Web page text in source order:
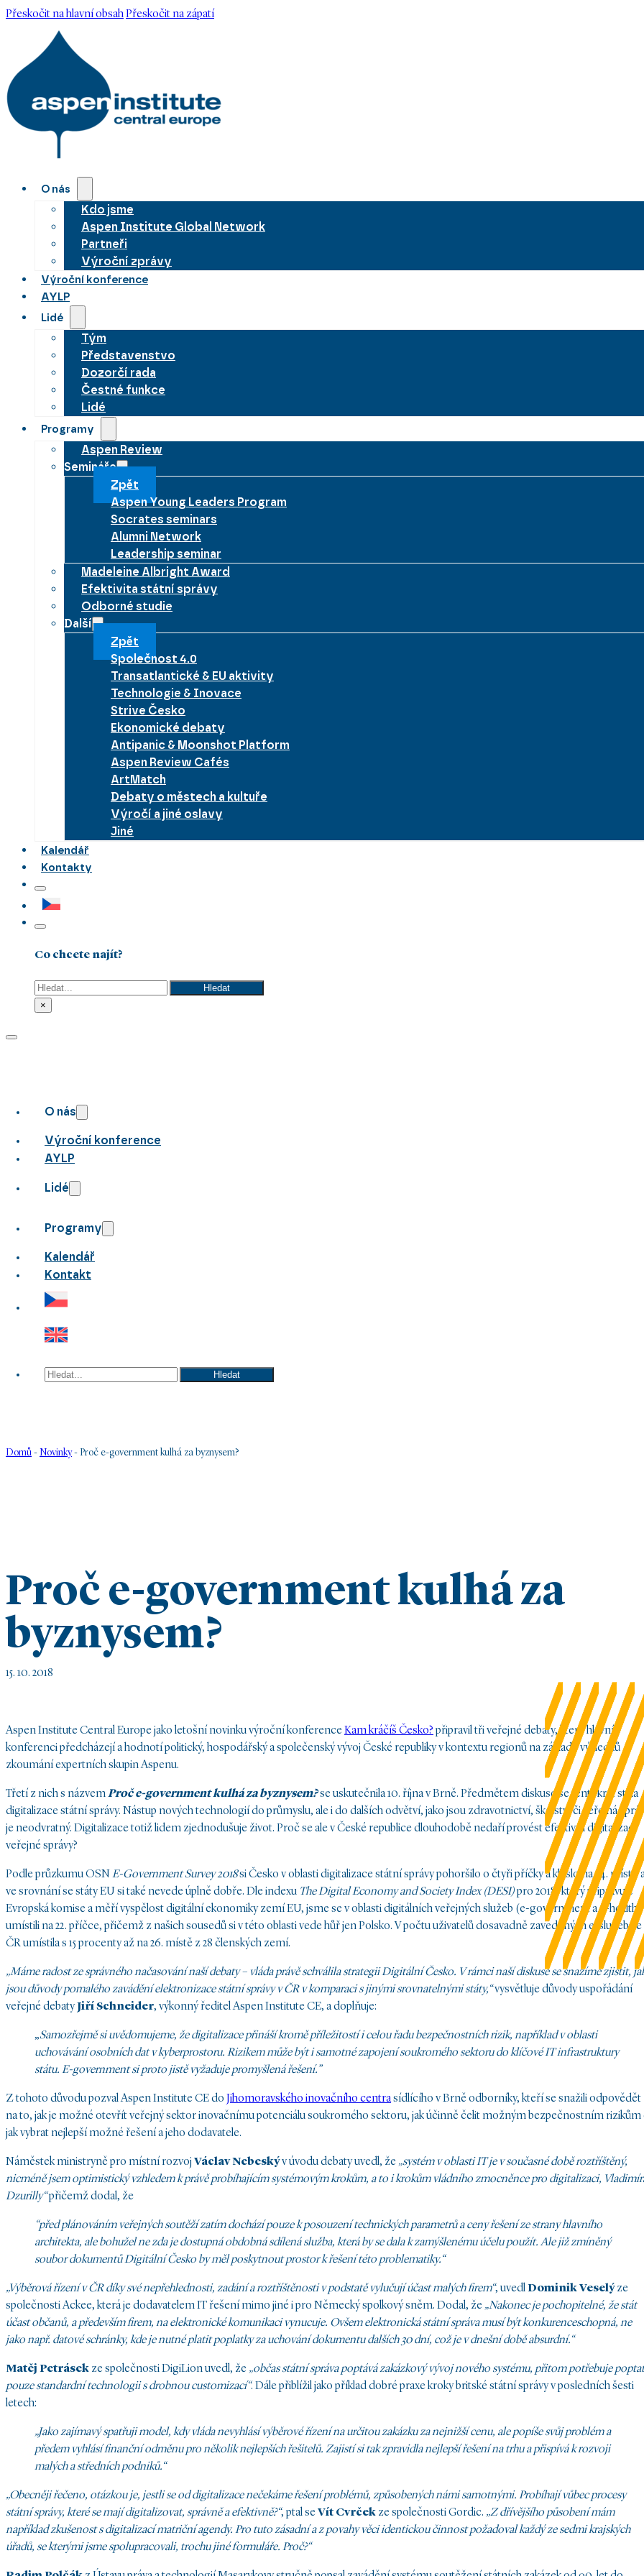
Přeskočit na hlavní obsahPřeskočit na zápatí
O nás
Kdo jsme
Aspen Institute Global Network
Partneři
Výroční zprávy
Výroční konference
AYLP
Lidé
Tým
Představenstvo
Dozorčí rada
Čestné funkce
Lidé
Programy
Aspen Review
Semináře
Zpět
Aspen Young Leaders Program
Socrates seminars
Alumni Network
Leadership seminar
Madeleine Albright Award
Efektivita státní správy
Odborné studie
Další
Zpět
Společnost 4.0
Transatlantické & EU aktivity
Technologie & Inovace
Strive Česko
Ekonomické debaty
Antipanic & Moonshot Platform
Aspen Review Cafés
ArtMatch
Debaty o městech a kultuře
Výročí a jiné oslavy
Jiné
Kalendář
Kontakty
Co chcete najít?
Hledat
Hledat
×
O nás
Výroční konference
AYLP
Lidé
Programy
Kalendář
Kontakt
Hledat Hledat
Domů - Novinky- Proč e-government kulhá za byznysem?
Proč e-government kulhá za
byznysem?
15. 10. 2018
Aspen Institute Central Europe jako letošní novinku výroční konferenceKam kráčíš Česko? připravil tři veřejné debaty, které hlavní
konferenci předcházejí a hodnotí politický, hospodářský a společenský vývoj České republiky v kontextu regionů na základě výsledků
zkoumání expertních skupin Aspenu.
Třetí z nich s názvemProč e-government kulhá za byznysem?se uskutečnila 10. října v Brně. Předmětem diskuse se tentokrát stala
digitalizace státní správy. Nástup nových technologií do průmyslu, ale i do dalších odvětví, jako jsou zdravotnictví, školství či veřejná
je neodvratný. Digitalizace totiž lidem zjednodušuje život. Proč se ale v České republice dlouhodobě nedaří provést efektivní digitalizaci
veřejné správy?
Podle průzkumu OSN E-Government Survey 2018si Česko v oblasti digitalizace státní správy pohoršilo o čtyři příčky a kleslo na 54. místo
ve srovnání se státy EU si také nevede úplně dobře. Dle indexu The Digital Economy and Society Index (DESI)pro 2018, který připravuje
Evropská komise a měří vyspělost digitální ekonomiky zemí EU, jsme se v oblasti digitálních veřejných služeb (e-government a e-health)
umístili na 22. příčce, přičemž z našich sousedů si v této oblasti vede hůř jen Polsko. V počtu uživatelů dosavadně zavedených e-služeb se
ČR umístila s 15 procenty až na 26. místě z 28 členských zemí.
„Máme radost ze správného načasování naší debaty – vláda právě schválila strategii Digitální Česko. V rámci naší diskuse se snažíme zjistit,
jsou důvody pomalého zavádění elektronizace státní správy v ČR v komparaci s jinými srovnatelnými státy,“vysvětluje důvody uspořádání
veřejné debatyJiří Schneider, výkonný ředitel Aspen Institute CE, a doplňuje:
„Samozřejmě si uvědomujeme, že digitalizace přináší kromě příležitostí i celou řadu bezpečnostních rizik, například v oblasti
uchovávání osobních dat v kyberprostoru. Rizikem může být i samotné zapojení soukromého sektoru do klíčové IT infrastruktury
státu. E-government si proto jistě vyžaduje promyšlená řešení.”
Z tohoto důvodu pozval Aspen Institute CE do Jihomoravského inovačního centrasídlícího v Brně odborníky, kteří se snažili odpovědět
na to, jak je možné otevřít veřejný sektor inovačnímu potenciálu soukromého sektoru, jak účinně čelit možným bezpečnostním rizikům
jak vybrat nejlepší možné řešení a jeho dodavatele.
Náměstek ministryně pro místní rozvoj Václav Nebeskýv úvodu debaty uvedl, že „systém v oblasti IT je v současné době roztříštěný,
nicméně jsem optimistický vzhledem k právě probíhajícím systémovým krokům, a to i krokům vládního zmocněnce pro digitalizaci,
Dzurilly“přičemž dodal, že
“před plánováním veřejných soutěží zatím dochází pouze k posouzení technických parametrů a ceny řešení ze strany hlavního
architekta, ale bohužel ne zda je dostupná obdobná sdílená služba, která by se dala k zamýšlenému účelu použít. Ale již zmíněný
soubor dokumentů Digitální Česko by měl poskytnout prostor k řešení této problematiky.“
„Výběrová řízení v ČR díky své nepřehlednosti, zadání a roztříštěnosti v podstatě vylučují účast malých firem“, uvedlDominik Veselýze
společnosti Ackee, která je dodavatelem IT řešení mimo jiné i pro Německý spolkový sněm. Dodal, že „Nakonec je pochopitelné, že stát
účast občanů, a především firem, na elektronické komunikaci vynucuje. Ovšem elektronická státní správa musí být konkurenceschopná, ne
jako např. datové schránky, kde je nutné platit poplatky za uchování dokumentu dalších 30 dní, což je v dnešní době absurdní.“
Matěj Petrásek ze společnosti DigiLion uvedl, že „občas státní správa poptává zakázkový vývoj nového systému, přitom potřebuje poptat
pouze standardní technologii s drobnou customizací“. Dále přiblížil jako příklad dobré praxe kroky britské státní správy v posledních šesti
letech:
„Jako zajímavý spatřuji model, kdy vláda nevyhlásí výběrové řízení na určitou zakázku za nejnižší cenu, ale popíše svůj problém a
předem vyhlásí finanční odměnu pro několik nejlepších řešitelů. Zajistí si tak zpravidla nejlepší řešení na trhu a přispívá k rozvoji
malých a středních podniků.“
„Obecněji řečeno, otázkou je, jestli seod digitalizacenečekáme řešení problémů, způsobených námi samotnými. Probíhají vůbec procesy
státní správy, které se mají digitalizovat, správněa efektivně?“, ptal seVít Cvrček ze společnosti Gordic. „Z dřívějšího působení mám
napříkladzkušenost s digitalizací matriční agendy. Pro tuto zásadní az povahy věciidentickou činnost požadoval každý ze sedmi krajských
úřadů, se kterými jsmespolupracovali, trochu jinéformuláře. Proč?“